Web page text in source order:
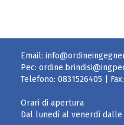
Email:
Pec:
Telefono: 0831526405 | Fax:
Orari di apertura
Dal lunedì al venerdì dalle